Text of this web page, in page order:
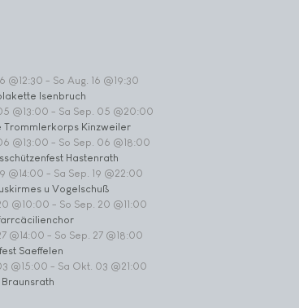
@12:30 - So Aug. 16 @19:30
Isenbruch
@13:00 - Sa Sep. 05 @20:00
Trommlerkorps Kinzweiler
@13:00 - So Sep. 06 @18:00
Hastenrath
@14:00 - Sa Sep. 19 @22:00
u Vogelschuß
@10:00 - So Sep. 20 @11:00
@14:00 - So Sep. 27 @18:00
Saeffelen
@15:00 - Sa Okt. 03 @21:00